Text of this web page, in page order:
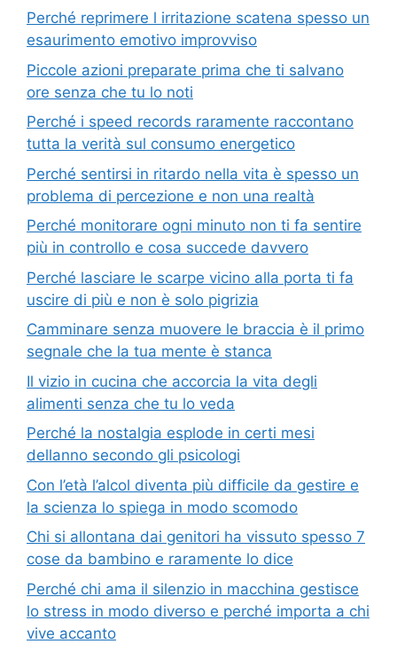
Perché reprimere l irritazione scatena spesso un
esaurimento emotivo improvviso
Piccole azioni preparate prima che ti salvano
ore senza che tu lo noti
Perché i speed records raramente raccontano
tutta la verità sul consumo energetico
Perché sentirsi in ritardo nella vita è spesso un
problema di percezione e non una realtà
Perché monitorare ogni minuto non ti fa sentire
più in controllo e cosa succede davvero
Perché lasciare le scarpe vicino alla porta ti fa
uscire di più e non è solo pigrizia
Camminare senza muovere le braccia è il primo
segnale che la tua mente è stanca
Il vizio in cucina che accorcia la vita degli
alimenti senza che tu lo veda
Perché la nostalgia esplode in certi mesi
dellanno secondo gli psicologi
Con l’età l’alcol diventa più difficile da gestire e
la scienza lo spiega in modo scomodo
Chi si allontana dai genitori ha vissuto spesso 7
cose da bambino e raramente lo dice
Perché chi ama il silenzio in macchina gestisce
lo stress in modo diverso e perché importa a chi
vive accanto